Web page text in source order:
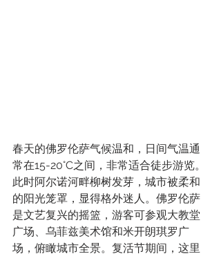
春天的佛罗伦萨气候温和，日间气温通
常在15-20°C之间，非常适合徒步游览。
此时阿尔诺河畔柳树发芽，城市被柔和
的阳光笼罩，显得格外迷人。佛罗伦萨
是文艺复兴的摇篮，游客可参观大教堂
广场、乌菲兹美术馆和米开朗琪罗广
场，俯瞰城市全景。复活节期间，这里